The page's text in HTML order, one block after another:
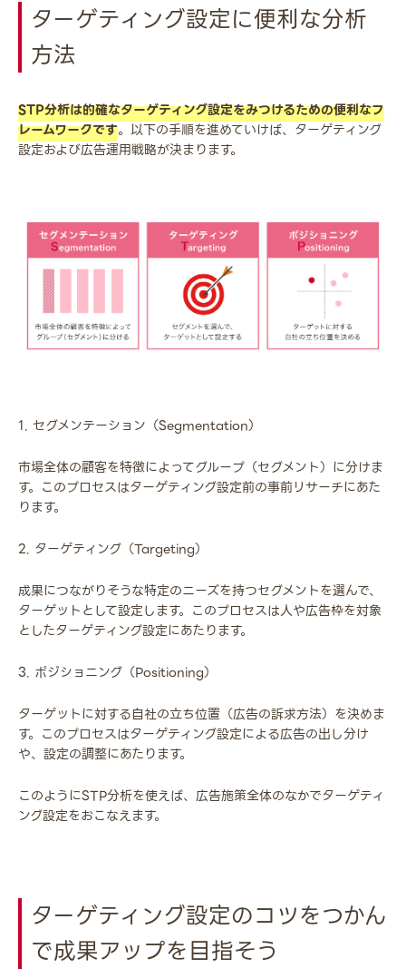
ターゲティング設定に便利な分析
方法
STP分析は的確なターゲティング設定をみつけるための便利なフ
レームワークです。以下の手順を進めていけば、ターゲティング
設定および広告運用戦略が決まります。
1. セグメンテーション（Segmentation）
市場全体の顧客を特徴によってグループ（セグメント）に分けま
す。このプロセスはターゲティング設定前の事前リサーチにあた
ります。
2. ターゲティング（Targeting）
成果につながりそうな特定のニーズを持つセグメントを選んで、
ターゲットとして設定します。このプロセスは人や広告枠を対象
としたターゲティング設定にあたります。
3. ポジショニング（Positioning）
ターゲットに対する自社の立ち位置（広告の訴求方法）を決めま
す。このプロセスはターゲティング設定による広告の出し分け
や、設定の調整にあたります。
このようにSTP分析を使えば、広告施策全体のなかでターゲティ
ング設定をおこなえます。
ターゲティング設定のコツをつかん
で成果アップを目指そう